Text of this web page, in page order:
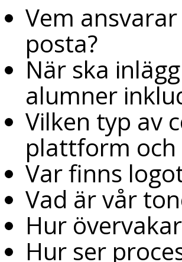
Vem
posta?
När ska
alumner
Vilken typ av
plattform och
Var finns
Vad är vår
Hur
Hur ser